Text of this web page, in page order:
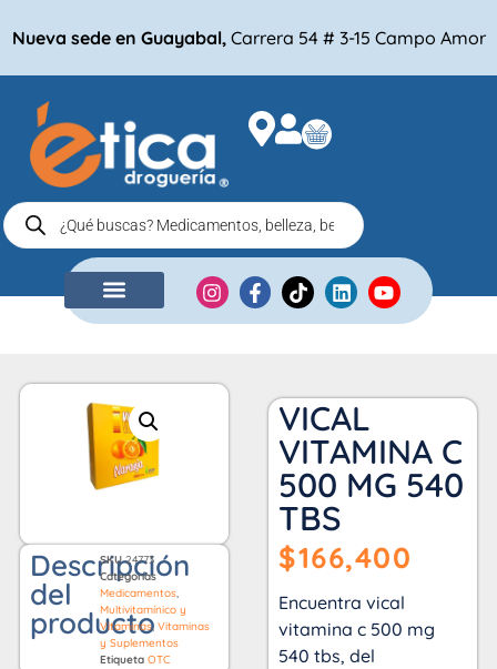
Nueva sede en Guayabal, Carrera 54 # 3-15 Campo Amor
Descripción
del
producto
SKU24773
Categorías
Medicamentos,
Multivitamínico y
Vitaminas, Vitaminas
y Suplementos
Etiqueta OTC
VICAL
VITAMINA C
500 MG 540
TBS
$166,400
Encuentra vical
vitamina c 500 mg
540 tbs, del